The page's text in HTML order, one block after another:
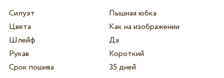
Силуэт
Пышная юбка
Цвета
Как на изображении
Шлейф
Да
Рукав
Короткий
Срок пошива
35 дней